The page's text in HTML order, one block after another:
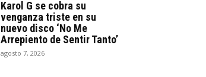
Karol G se cobra su
venganza triste en su
nuevo disco ‘No Me
Arrepiento de Sentir Tanto’
agosto 7, 2026